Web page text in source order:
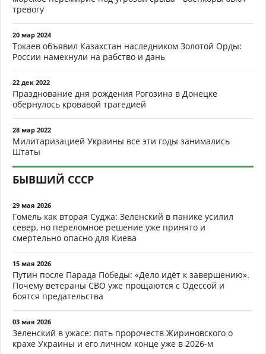
тревогу
20 мар 2024
Токаев объявил Казахстан наследником Золотой Орды:
России намекнули на рабство и дань
22 дек 2022
Празднование дня рождения Рогозина в Донецке
обернулось кровавой трагедией
28 мар 2022
Милитаризацией Украины все эти годы занимались
Штаты
БЫВШИЙ СССР
29 мая 2026
Гомель как вторая Суджа: Зеленский в панике усилил
север, но переломное решение уже принято и
смертельно опасно для Киева
15 мая 2026
Путин после Парада Победы: «Дело идёт к завершению».
Почему ветераны СВО уже прощаются с Одессой и
боятся предательства
03 мая 2026
Зеленский в ужасе: пять пророчеств Жириновского о
крахе Украины и его личном конце уже в 2026-м